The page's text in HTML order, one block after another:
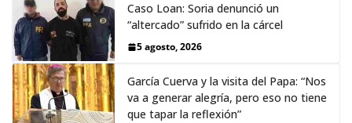
Caso Loan: Soria denunció un
“altercado” sufrido en la cárcel
5 agosto, 2026
García Cuerva y la visita del Papa: “Nos
va a generar alegría, pero eso no tiene
que tapar la reflexión”